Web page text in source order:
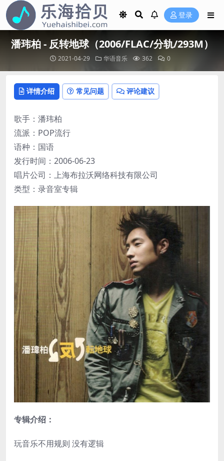
登录
潘玮柏 - 反转地球（2006/FLAC/分轨/293M）
2021-04-29 华语音乐 362 0
详情介绍 常见问题 评论建议
歌手：潘玮柏
流派：POP流行
语种：国语
发行时间：2006-06-23
唱片公司：上海布拉沃网络科技有限公司
类型：录音室专辑
专辑介绍：
玩音乐不用规则 没有逻辑